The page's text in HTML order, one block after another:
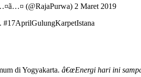
(@RajaPurwa) 2 Maret 2019
#17AprilGulungKarpetIstana
di Yogyakarta. â€œEnergi hari ini